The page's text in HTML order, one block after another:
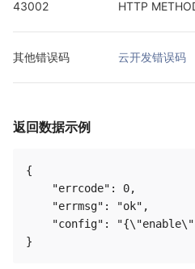
43002 HTTP
其他错误码 云开发错误码
返回数据示例
{
    "errcode": 0,
    "errmsg": "ok",
"config":